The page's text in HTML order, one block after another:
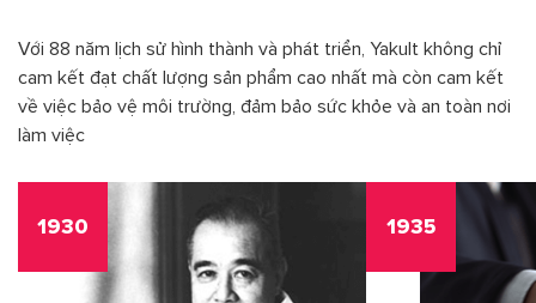
Với 88 năm lịch sử hình thành và phát triển, Yakult không chỉ
cam kết đạt chất lượng sản phẩm cao nhất mà còn cam kết
về việc bảo vệ môi trường, đảm bảo sức khỏe và an toàn nơi
làm việc
1930 1935